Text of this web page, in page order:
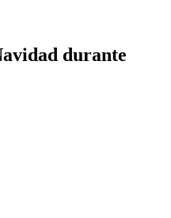
durante